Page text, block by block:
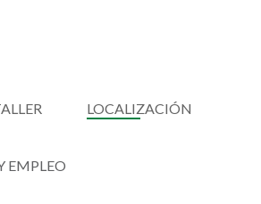
LOCALIZACIÓN
EMPLEO